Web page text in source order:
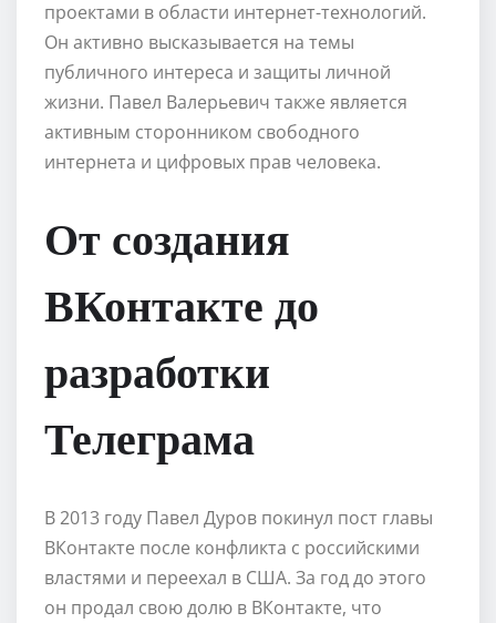
проектами в области интернет-технологий.
Он активно высказывается на темы
публичного интереса и защиты личной
жизни. Павел Валерьевич также является
активным сторонником свободного
интернета и цифровых прав человека.
От создания
ВКонтакте до
разработки
Телеграма
В 2013 году Павел Дуров покинул пост главы
ВКонтакте после конфликта с российскими
властями и переехал в США. За год до этого
он продал свою долю в ВКонтакте, что